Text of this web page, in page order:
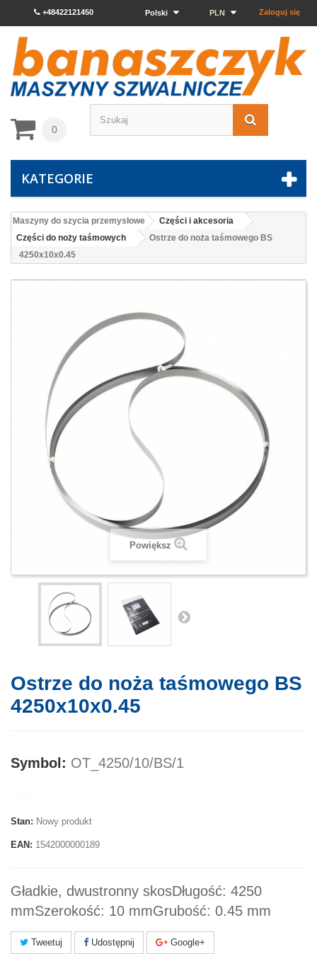
Zaloguj się
PLN
Polski
+48422121450
0
KATEGORIE
Maszyny do szycia przemysłowe
Części i akcesoria
Części do noży taśmowych
Ostrze do noża taśmowego BS
4250x10x0.45
Powiększ
Ostrze do noża taśmowego BS
4250x10x0.45
Symbol: OT_4250/10/BS/1
Stan: Nowy produkt
EAN: 1542000000189
Gładkie, dwustronny skosDługość: 4250
mmSzerokość: 10 mmGrubość: 0.45 mm
Tweetuj Udostępnij Google+